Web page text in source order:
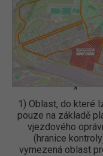
1) Oblast, do které
pouze na základě
vjezdového
(hranice
vymezená oblast